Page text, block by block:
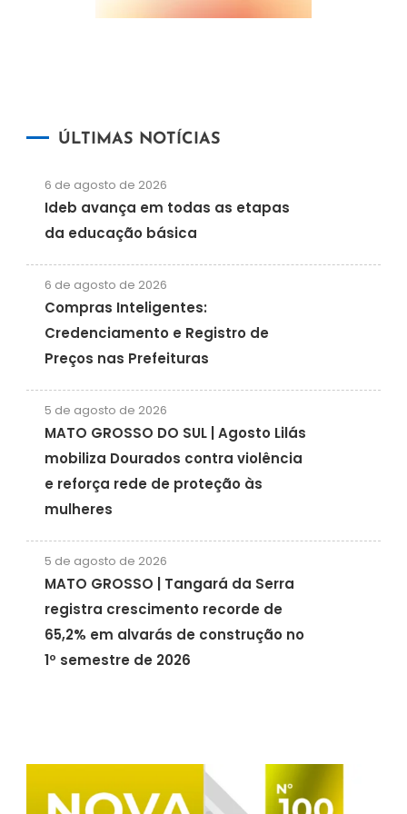
ÚLTIMAS NOTÍCIAS
6 de agosto de 2026
Ideb avança em todas as etapas
da educação básica
6 de agosto de 2026
Compras Inteligentes:
Credenciamento e Registro de
Preços nas Prefeituras
5 de agosto de 2026
MATO GROSSO DO SUL | Agosto Lilás
mobiliza Dourados contra violência
e reforça rede de proteção às
mulheres
5 de agosto de 2026
MATO GROSSO | Tangará da Serra
registra crescimento recorde de
65,2% em alvarás de construção no
1º semestre de 2026